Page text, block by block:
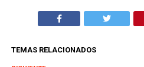
TEMAS RELACIONADOS